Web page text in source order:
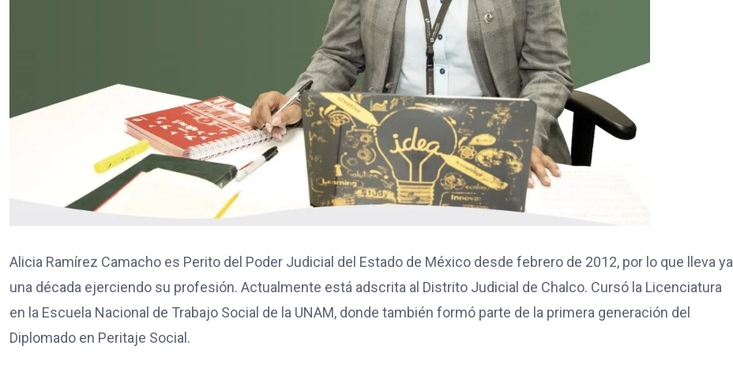
Alicia Ramírez Camacho es Perito del Poder Judicial del Estado de México desde febrero de 2012, por lo que lleva ya
una década ejerciendo su profesión. Actualmente está adscrita al Distrito Judicial de Chalco. Cursó la Licenciatura
en la Escuela Nacional de Trabajo Social de la UNAM, donde también formó parte de la primera generación del
Diplomado en Peritaje Social.